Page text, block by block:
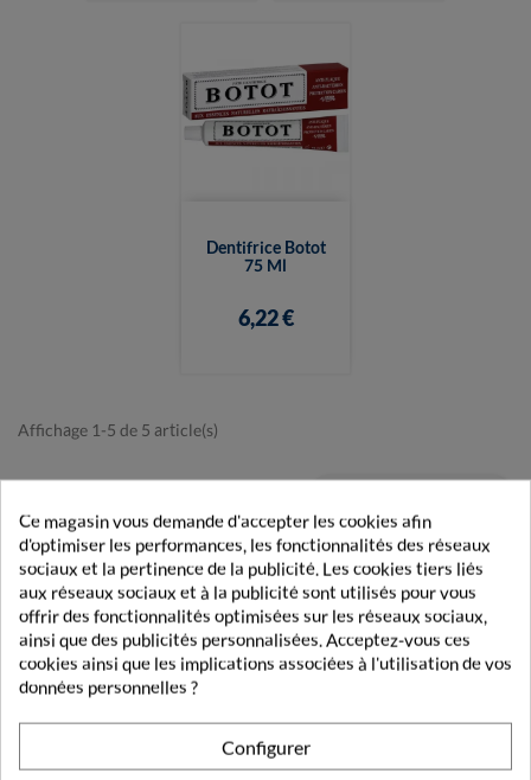
Dentifrice Botot
75 Ml
6,22 €
Affichage 1-5 de 5 article(s)
Livraison rapide
Découvrez nos modes et tarifs de livraison.
Paiement sécurisé
Vos transactions gérées en toute sécurité.
Pharmacie française
Vos commandes validées par un pharmacien.
Ce magasin vous demande d'accepter les cookies afin
d'optimiser les performances, les fonctionnalités des réseaux
sociaux et la pertinence de la publicité. Les cookies tiers liés
aux réseaux sociaux et à la publicité sont utilisés pour vous
offrir des fonctionnalités optimisées sur les réseaux sociaux,
ainsi que des publicités personnalisées. Acceptez-vous ces
cookies ainsi que les implications associées à l'utilisation de vos
données personnelles ?
Configurer